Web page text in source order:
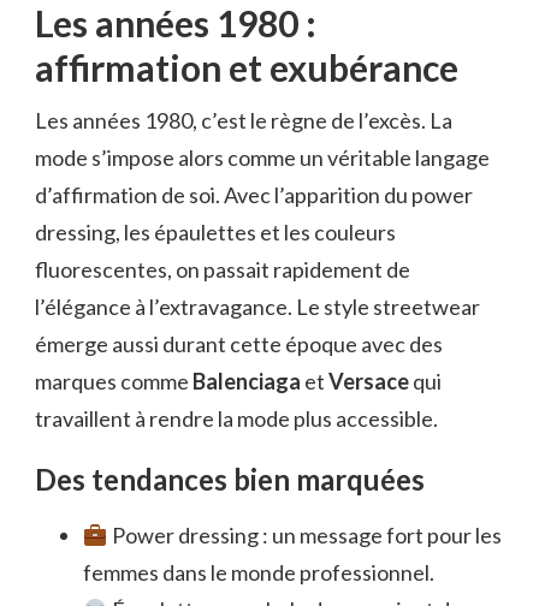
Les années 1980 :
affirmation et exubérance
Les années 1980, c’est le règne de l’excès. La
mode s’impose alors comme un véritable langage
d’affirmation de soi. Avec l’apparition du power
dressing, les épaulettes et les couleurs
fluorescentes, on passait rapidement de
l’élégance à l’extravagance. Le style streetwear
émerge aussi durant cette époque avec des
marques comme Balenciaga etVersacequi
travaillent à rendre la mode plus accessible.
Des tendances bien marquées
Power dressing : un message fort pour les
femmes dans le monde professionnel.